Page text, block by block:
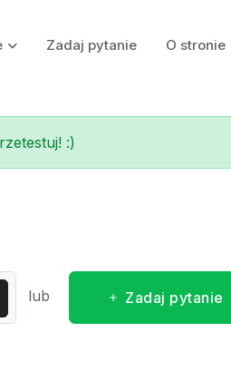
Zadaj pytanie O stronie
:)
lub Zadaj pytanie